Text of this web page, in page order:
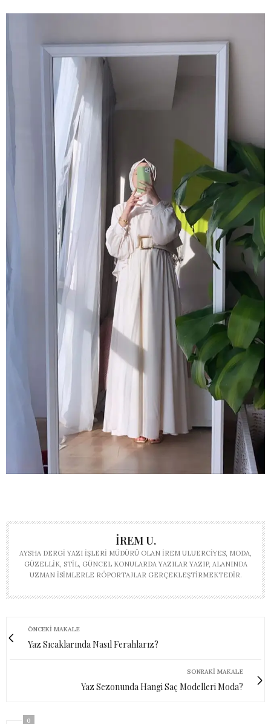
İREM U.
AYSHA DERGI YAZI İŞLERI MÜDÜRÜ OLAN İREM ULUERCIYES, MODA,
GÜZELLIK, STIL, GÜNCEL KONULARDA YAZILAR YAZIP, ALANINDA
UZMAN ISIMLERLE RÖPORTAJLAR GERÇEKLEŞTIRMEKTEDIR.
ÖNCEKI MAKALE
Yaz Sıcaklarında Nasıl Ferahlarız?
SONRAKI MAKALE
Yaz Sezonunda Hangi Saç Modelleri Moda?
0